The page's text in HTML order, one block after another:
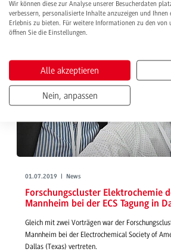
01.07.2019 | News
Forschungscluster Elektrochemie
Mannheim bei der ECS Tagung in
Gleich mit zwei Vorträgen war der
Mannheim bei der Electrochemical Society of
Dallas (Texas) vertreten.
Wir können diese zur Analyse unserer Besucherdaten
verbessern, personalisierte Inhalte anzuzeigen und Ihnen
Erlebnis zu bieten. Für weitere Informationen zu den von
öffnen Sie die Einstellungen.
Alle akzeptieren
Nein, anpassen